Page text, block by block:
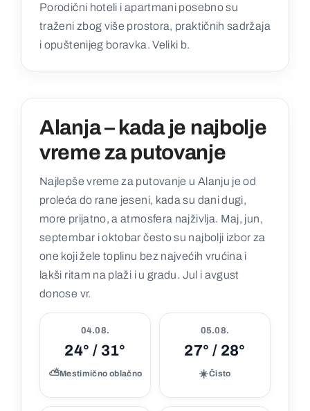
Porodični hoteli i apartmani posebno su
traženi zbog više prostora, praktičnih sadržaja
i opuštenijeg boravka. Veliki b.
Alanja – kada je najbolje
vreme za putovanje
Najlepše vreme za putovanje u Alanju je od
proleća do rane jeseni, kada su dani dugi,
more prijatno, a atmosfera najživlja. Maj, jun,
septembar i oktobar često su najbolji izbor za
one koji žele toplinu bez najvećih vrućina i
lakši ritam na plaži i u gradu. Jul i avgust
donose vr.
04.08.
24° / 31°
⛅Mestimično oblačno
05.08.
27° / 28°
☀️Čisto